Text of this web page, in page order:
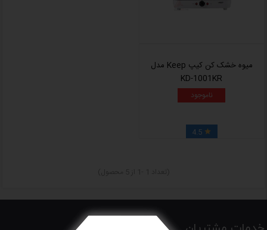
میوه خشک کن کیپ Keep مدل
KD-1001KR
ناموجود

4.5